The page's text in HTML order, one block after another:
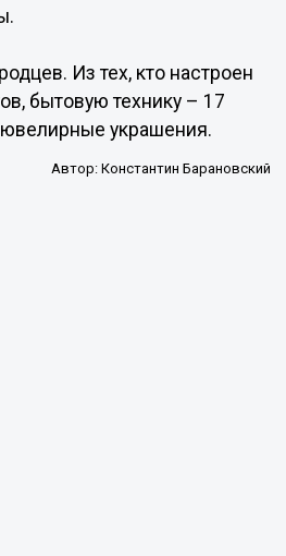
Из тех, кто настроен
бытовую технику – 17
ювелирные украшения.
Автор: Константин Барановский